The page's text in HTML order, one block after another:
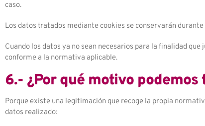
caso.
Los datos tratados mediante cookies se conservarán
Cuando los datos ya no sean necesarios para la finalidad
conforme a la normativa aplicable.
6.- ¿Por qué motivo
Porque existe una legitimación que recoge la propia
datos realizado: